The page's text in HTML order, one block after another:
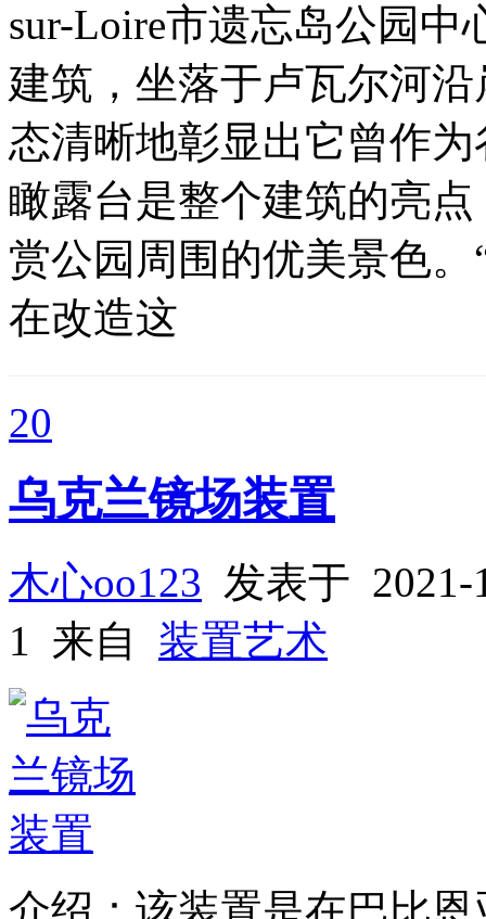
sur-Loire市遗忘岛公园
建筑，坐落于卢瓦尔河
态清晰地彰显出它曾作
瞰露台是整个建筑的亮
赏公园周围的优美景色
在改造这
20
乌克兰镜场装置
木心oo123 发表于
1 来自 装置艺术